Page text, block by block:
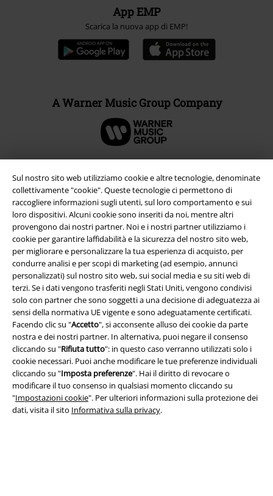
Sul nostro sito web utilizziamo cookie e altre tecnologie, denominate
collettivamente "cookie". Queste tecnologie ci permettono di
raccogliere informazioni sugli utenti, sul loro comportamento e sui
loro dispositivi. Alcuni cookie sono inseriti da noi, mentre altri
provengono dai nostri partner. Noi e i nostri partner utilizziamo i
cookie per garantire laffidabilità e la sicurezza del nostro sito web,
per migliorare e personalizzare la tua esperienza di acquisto, per
condurre analisi e per scopi di marketing (ad esempio, annunci
personalizzati) sul nostro sito web, sui social media e su siti web di
terzi. Se i dati vengono trasferiti negli Stati Uniti, vengono condivisi
solo con partner che sono soggetti a una decisione di adeguatezza ai
sensi della normativa UE vigente e sono adeguatamente certificati.
Facendo clic su "Accetto", si acconsente alluso dei cookie da parte
nostra e dei nostri partner. In alternativa, puoi negare il consenso
cliccando su "Rifiuta tutto": in questo caso verranno utilizzati solo i
cookie necessari. Puoi anche modificare le tue preferenze individuali
cliccando su "Imposta preferenze". Hai il diritto di revocare o
modificare il tuo consenso in qualsiasi momento cliccando su
"Impostazioni cookie". Per ulteriori informazioni sulla protezione dei
dati, visita il sito Informativa sulla privacy.
App EMP
Scarica la nuova app di EMP!
A Warner Music Group Company
Info legali
Termini & Condizioni
Redazione
Legge sulla Privacy
Smaltimento rifiuti e protezione dell’ambiente
Dichiarazione di Conformità